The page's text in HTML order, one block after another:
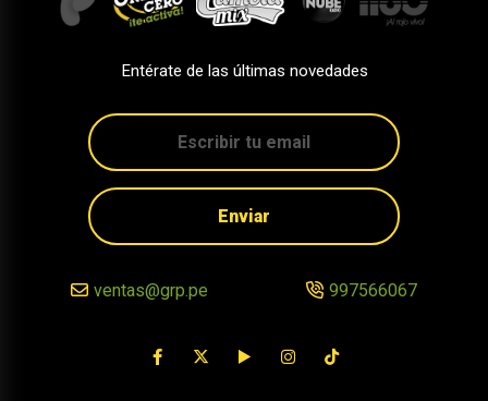
Entérate de las últimas novedades
Enviar
ventas@grp.pe 997566067